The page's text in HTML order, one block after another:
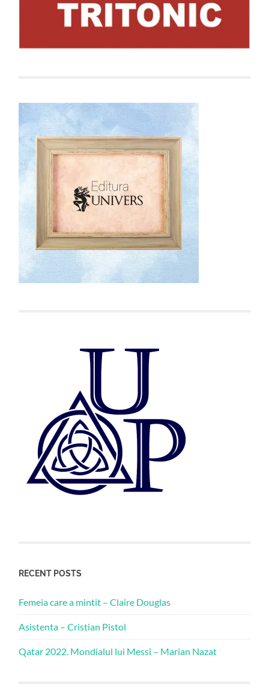
RECENT POSTS
Femeia care a mintit – Claire Douglas
Asistenta – Cristian Pistol
Qatar 2022. Mondialul lui Messi – Marian Nazat